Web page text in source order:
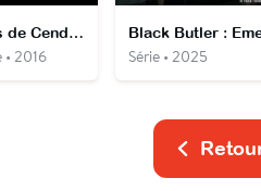
Dans les pas de Cendrillon
2016 Série • 2025